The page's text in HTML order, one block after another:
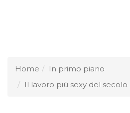
Home
In primo piano
Il lavoro più sexy del secolo